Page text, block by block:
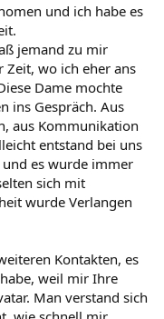
und ich habe es
jemand zu mir
Zeit, wo ich eher ans
Dame mochte
ins Gespräch. Aus
aus Kommunikation
entstand bei uns
und es wurde immer
sich mit
wurde Verlangen
Kontakten, es
weil mir Ihre
Man verstand sich